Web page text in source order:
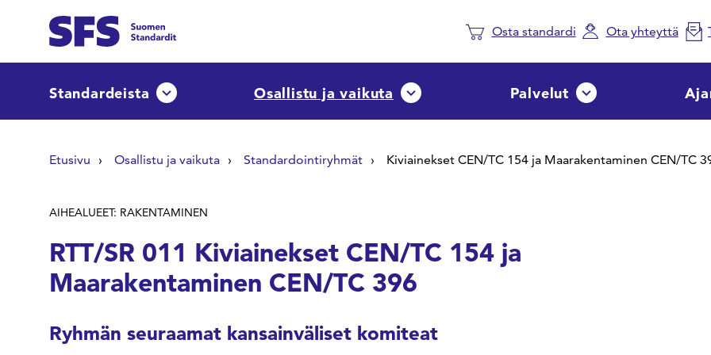
Osta standardi Ota yhteyttä
Standardeista Avaa tai sulje pudotusvalikkoOsallistu ja vaikuta Avaa tai sulje pudotusvalikko
Palvelut Avaa tai sulje
Etusivu Osallistu ja vaikuta Standardointiryhmät Kiviainekset CEN/TC 154 ja Maarakentaminen CEN/TC
AIHEALUEET: RAKENTAMINEN
RTT/SR 011 Kiviainekset CEN/TC 154 ja
Maarakentaminen CEN/TC 396
Ryhmän seuraamat kansainväliset komiteat